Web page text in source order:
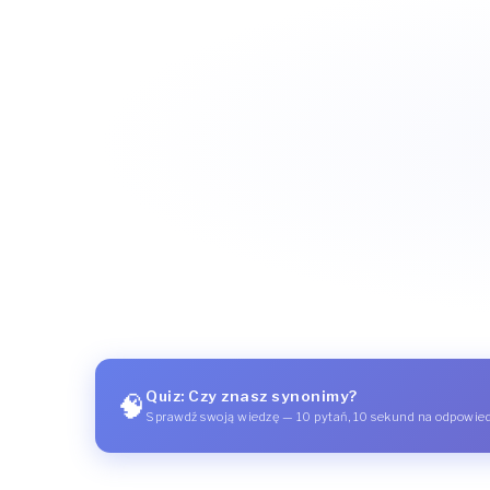
🧠 Quiz: Czy znasz synonimy?
Sprawdź swoją wiedzę — 10 pytań, 10 sekund na